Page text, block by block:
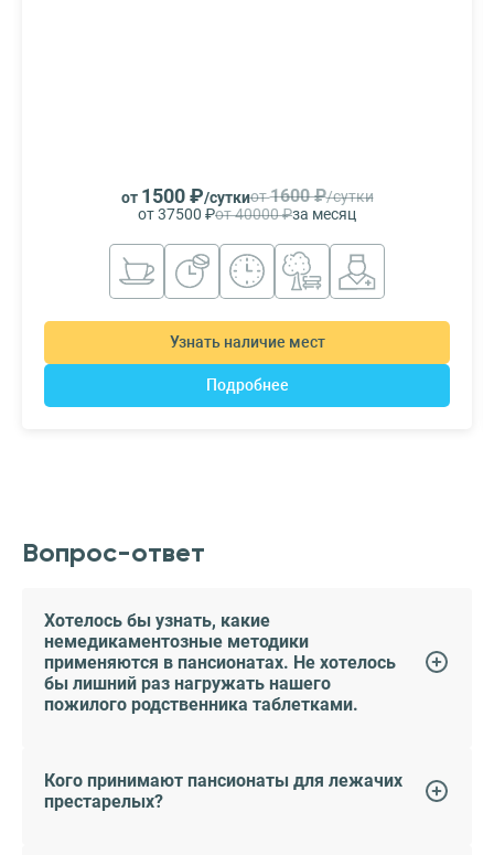
от 1500 ₽/суткиот1600 ₽/сутки
от 37500 ₽от 40000 ₽за месяц
Узнать наличие мест
Подробнее
Вопрос-ответ
Хотелось бы узнать, какие
немедикаментозные методики
применяются в пансионатах. Не хотелось
бы лишний раз нагружать нашего
пожилого родственника таблетками.
Кого принимают пансионаты для лежачих
престарелых?